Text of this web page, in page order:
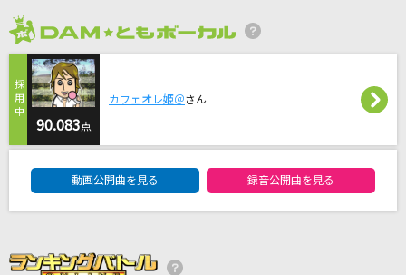
ハナミズキ
forever we can make it!
THYME
[生音]アイスクリーム シンドローム
スキマスイッチ
CHiCO with HoneyWorks
90.083点
カフェオレ姫＠さん
動画公開曲を見る 録音公開曲を見る